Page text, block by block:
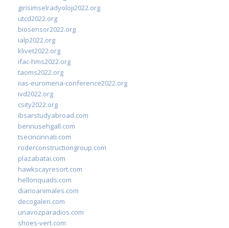
girisimselradyoloji2022.org
utcd2022.org
biosensor2022.org
ialp2022.org
klivet2022.org
ifac-hms2022.org
taoms2022.org
iias-euromena-conference2022.org
ivd2022.org
csity2022.org
ibsarstudyabroad.com
bennusehgall.com
tsecincinnati.com
roderconstructiongroup.com
plazabatai.com
hawkscayresort.com
hellonquads.com
diarioanimales.com
decogaleri.com
unavozparadios.com
shoes-vert.com